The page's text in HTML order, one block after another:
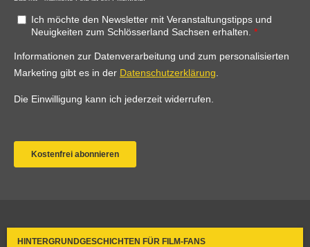
HINTERGRUNDGESCHICHTEN FÜR FILM-FANS